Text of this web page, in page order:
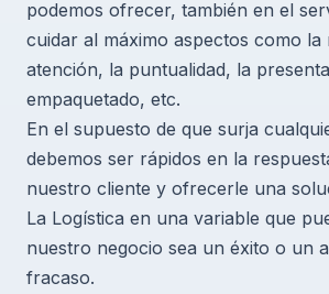
podemos ofrecer, también en el
cuidar al máximo aspectos como la
atención, la puntualidad, la
empaquetado, etc.
En el supuesto de que surja
debemos ser rápidos en la
nuestro cliente y ofrecerle una
La Logística en una variable que
nuestro negocio sea un éxito o un
fracaso.